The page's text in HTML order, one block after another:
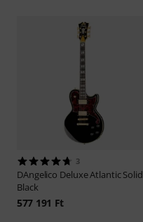
3
DAngelico Deluxe Atlantic Solid
Black
577 191 Ft